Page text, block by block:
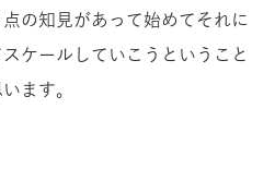
の知見があって始めてそれに
ケールしていこうということ
ます。